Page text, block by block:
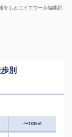
をもとにイエウール編集部
別
〜100㎡